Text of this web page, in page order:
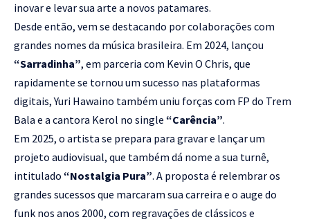
inovar e levar sua arte a novos patamares.
Desde então, vem se destacando por colaborações com
grandes nomes da música brasileira. Em 2024, lançou
“Sarradinha”, em parceria com Kevin O Chris, que
rapidamente se tornou um sucesso nas plataformas
digitais, Yuri Hawaino também uniu forças com FP do Trem
Bala e a cantora Kerol no single “Carência”.
Em 2025, o artista se prepara para gravar e lançar um
projeto audiovisual, que também dá nome a sua turnê,
intitulado “Nostalgia Pura”. A proposta é relembrar os
grandes sucessos que marcaram sua carreira e o auge do
funk nos anos 2000, com regravações de clássicos e